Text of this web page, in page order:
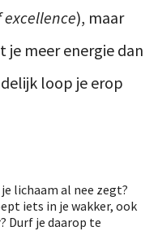
excellence), maar
je meer energie dan
loop je erop
lichaam al nee zegt?
iets in je wakker, ook
Durf je daarop te